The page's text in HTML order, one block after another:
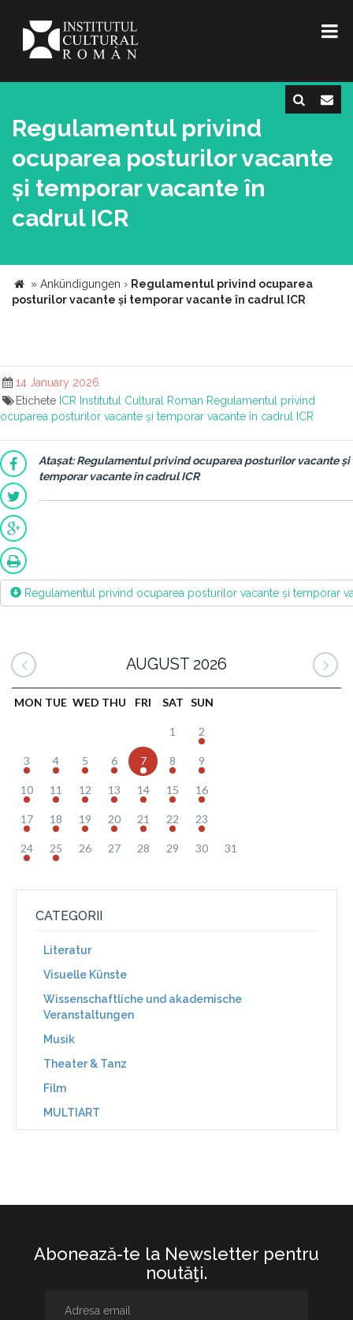
Regulamentul privind
ocuparea posturilor vacante
și temporar vacante în
cadrul ICR
» Ankündigungen › Regulamentul privind ocuparea
posturilor vacante și temporar vacante în cadrul ICR
14 January 2026
Etichete ICR Institutul Cultural Roman Regulamentul privind
ocuparea posturilor vacante și temporar vacante în cadrul ICR
Atașat: Regulamentul privind ocuparea posturilor vacante și
temporar vacante în cadrul ICR
Regulamentul privind ocuparea posturilor vacante și temporar
AUGUST 2026
MON TUE WED THU FRI SAT SUN
1 2
3 4 5 6 7 8 9
10 11 12 13 14 15 16
17 18 19 20 21 22 23
24 25 26 27 28 29 30 31
CATEGORII
Literatur
Visuelle Künste
Wissenschaftliche und akademische
Veranstaltungen
Musik
Theater & Tanz
Film
MULTIART
Abonează-te la Newsletter pentru
noutăţi.